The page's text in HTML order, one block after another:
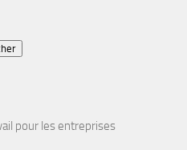
pour les entreprises